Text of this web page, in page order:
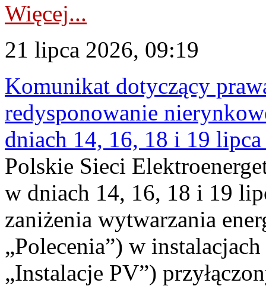
Więcej...
21 lipca 2026, 09:19
Komunikat dotyczący
redysponowanie
dniach 14, 16, 18 i 19
Polskie Sieci
w dniach 14, 16, 18 i 19
zaniżenia wytwarzania
„Polecenia”) w
„Instalacje PV”)